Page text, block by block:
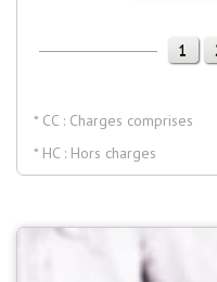
1
* CC : Charges comprises
* HC : Hors charges